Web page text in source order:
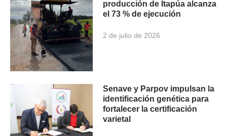
producción de Itapúa alcanza
el 73 % de ejecución
2 de julio de 2026
Senave y Parpov impulsan la
identificación genética para
fortalecer la certificación
varietal